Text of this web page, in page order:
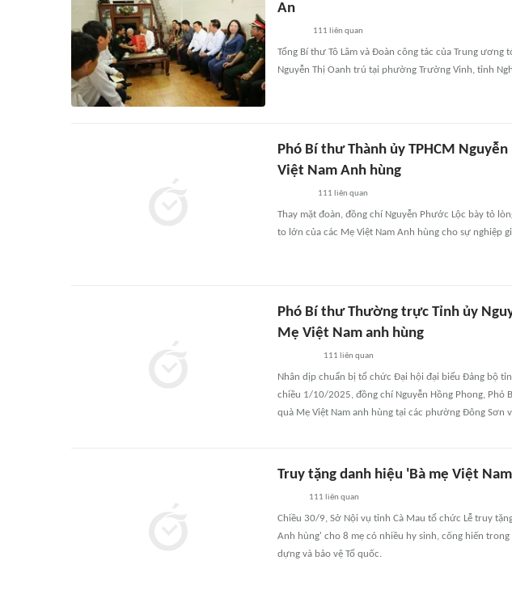
An
111 liên quan
Tổng Bí thư Tô Lâm và Đoàn công tác của Trung
Nguyễn Thị Oanh trú tại phường Trường Vinh, tỉnh
Phó Bí thư Thành ủy TPHCM
Việt Nam Anh hùng
111 liên quan
Thay mặt đoàn, đồng chí Nguyễn Phước Lộc bày tỏ
to lớn của các Mẹ Việt Nam Anh hùng cho sự nghiệp
Phó Bí thư Thường trực Tỉnh ủy
Mẹ Việt Nam anh hùng
111 liên quan
Nhân dịp chuẩn bị tổ chức Đại hội đại biểu Đảng bộ
chiều 1/10/2025, đồng chí Nguyễn Hồng Phong, Phó
quà Mẹ Việt Nam anh hùng tại các phường Đông Sơn
Truy tặng danh hiệu 'Bà mẹ Việt
111 liên quan
Chiều 30/9, Sở Nội vụ tỉnh Cà Mau tổ chức Lễ truy
Anh hùng' cho 8 mẹ có nhiều hy sinh, cống hiến
dựng và bảo vệ Tổ quốc.